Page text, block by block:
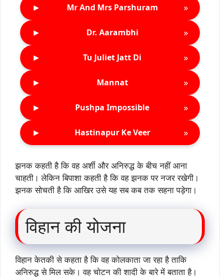
► Mr And Mrs Parshuram »
► Dr. Aarambhi »
► Tu Juliet Jatt Di »
► Mannat »
► Pushpa Impossible »
► Hastinapur Ke Veer »
झनक कहती है कि वह अर्शी और अनिरुद्ध के बीच नहीं आना
चाहती। लेकिन बिपाशा कहती है कि वह झनक पर नजर रखेगी।
झनक सोचती है कि आखिर उसे यह सब कब तक सहना पड़ेगा।
विहान की योजना
विहान केतकी से कहता है कि वह कोलकाता जा रहा है ताकि
अनिरुद्ध से मिल सके। वह चोटन की शादी के बारे में बताता है।